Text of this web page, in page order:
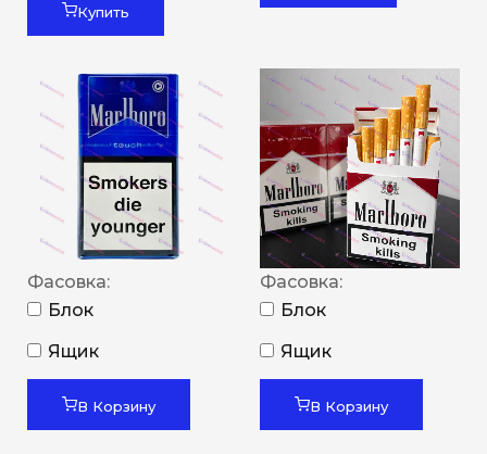
Купить
Фасовка:
Блок
Ящик
В Корзину
Фасовка:
Блок
Ящик
В Корзину